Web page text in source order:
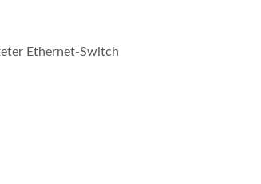
Ethernet-Switch